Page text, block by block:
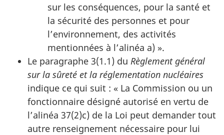
sur les conséquences, pour la santé et
la sécurité des personnes et pour
l’environnement, des activités
mentionnées à l’alinéa a) ».
Le paragraphe 3(1.1) du Règlement général
sur la sûreté et la réglementation nucléaires
indique ce qui suit : « La Commission ou un
fonctionnaire désigné autorisé en vertu de
l’alinéa 37(2)c) de la Loi peut demander tout
autre renseignement nécessaire pour lui